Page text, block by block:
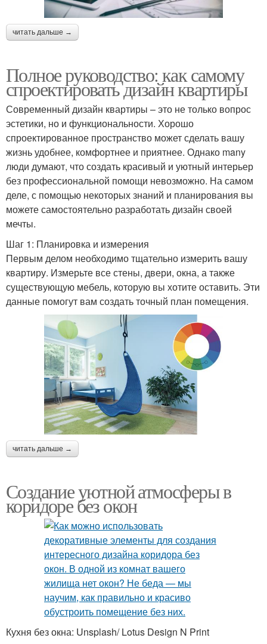
читать дальше →
Полное руководство: как самому
спроектировать дизайн квартиры
Современный дизайн квартиры – это не только вопрос
эстетики, но и функциональности. Хорошо
спроектированное пространство может сделать вашу
жизнь удобнее, комфортнее и приятнее. Однако many
люди думают, что создать красивый и уютный интерьер
без профессиональной помощи невозможно. На самом
деле, с помощью некоторых знаний и планирования вы
можете самостоятельно разработать дизайн своей
мечты.
Шаг 1: Планировка и измерения
Первым делом необходимо тщательно измерить вашу
квартиру. Измерьте все стены, двери, окна, а также
существующую мебель, которую вы хотите оставить. Эти
данные помогут вам создать точный план помещения.
читать дальше →
Создание уютной атмосферы в
коридоре без окон
Кухня без окна: Unsplash/ Lotus Design N Print